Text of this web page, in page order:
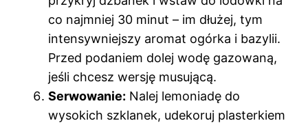
co najmniej 30 minut – im dłużej, tym
intensywniejszy aromat ogórka i bazylii.
Przed podaniem dolej wodę gazowaną,
jeśli chcesz wersję musującą.
Serwowanie: Nalej lemoniadę do
wysokich szklanek, udekoruj plasterkiem